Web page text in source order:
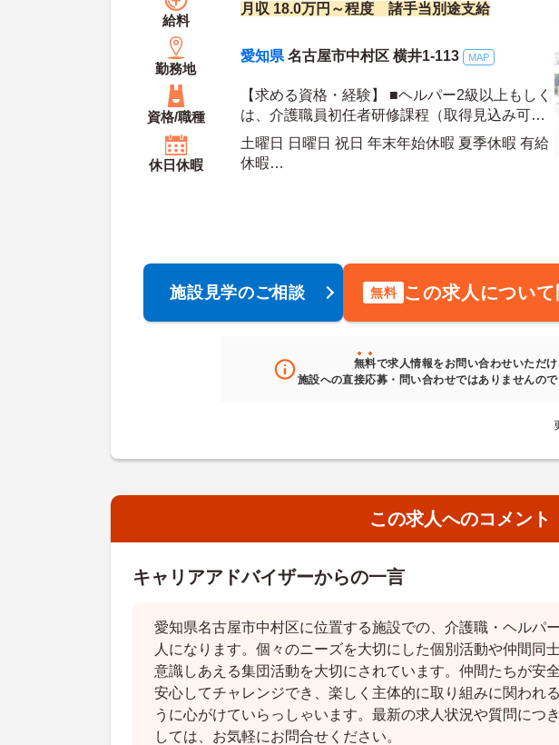
給料
月収 18.0万円～程度 諸手当別途支給
勤務地
愛知県 名古屋市中村区 横井1-113 MAP
資格/職種
【求める資格・経験】 ■ヘルパー2級以上もしく
は、介護職員初任者研修課程（取得見込み可）
■普通自動車運転免許
休日休暇
土曜日 日曜日 祝日 年末年始休暇 夏季休暇 有給
休暇
施設見学のご相談 無料 この求人につい
無料で求人情報をお問い合わせいただけ
施設への直接応募・問い合わせではありませんので
この求人へのコメント
キャリアアドバイザーからの一言
愛知県名古屋市中村区に位置する施設での、介護職・ヘルパ
人になります。個々のニーズを大切にした個別活動や仲間同
意識しあえる集団活動を大切にされています。仲間たちが安
安心してチャレンジでき、楽しく主体的に取り組みに関われ
うに心がけていらっしゃいます。最新の求人状況や質問につ
しては、お気軽にお問合せください。